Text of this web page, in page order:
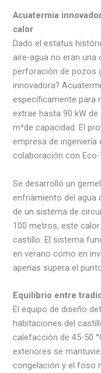
Acuatermia
calor
Dado el estatus
aire-agua no eran
perforación de pozos
innovadora?
específicamente para
extrae hasta 90 kW
m³de capacidad. El
empresa de ingeniería
colaboración con Eco-
Se desarrolló un
enfriamiento del agua
de un sistema de
100 metros, este
castillo. El sistema
en verano como en
apenas supera el
Equilibrio entre
El equipo de diseño
habitaciones del
calefacción de 45-50
exteriores se
congelación y el foso